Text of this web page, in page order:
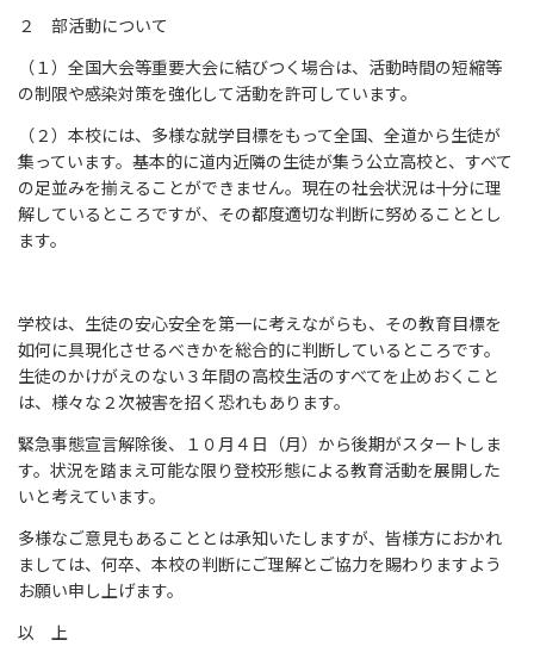
２ 部活動について
（１）全国大会等重要大会に結びつく場合は、活動時間の短縮等
の制限や感染対策を強化して活動を許可しています。
（２）本校には、多様な就学目標をもって全国、全道から生徒が
集っています。基本的に道内近隣の生徒が集う公立高校と、すべて
の足並みを揃えることができません。現在の社会状況は十分に理
解しているところですが、その都度適切な判断に努めることとし
ます。
学校は、生徒の安心安全を第一に考えながらも、その教育目標を
如何に具現化させるべきかを総合的に判断しているところです。
生徒のかけがえのない３年間の高校生活のすべてを止めおくこと
は、様々な２次被害を招く恐れもあります。
緊急事態宣言解除後、１０月４日（月）から後期がスタートしま
す。状況を踏まえ可能な限り登校形態による教育活動を展開した
いと考えています。
多様なご意見もあることとは承知いたしますが、皆様方におかれ
ましては、何卒、本校の判断にご理解とご協力を賜わりますよう
お願い申し上げます。
以 上